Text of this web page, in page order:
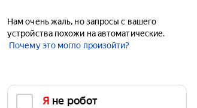
Нам очень жаль, но запросы с вашего
устройства похожи на автоматические.
Почему это могло произойти?
Я не робот